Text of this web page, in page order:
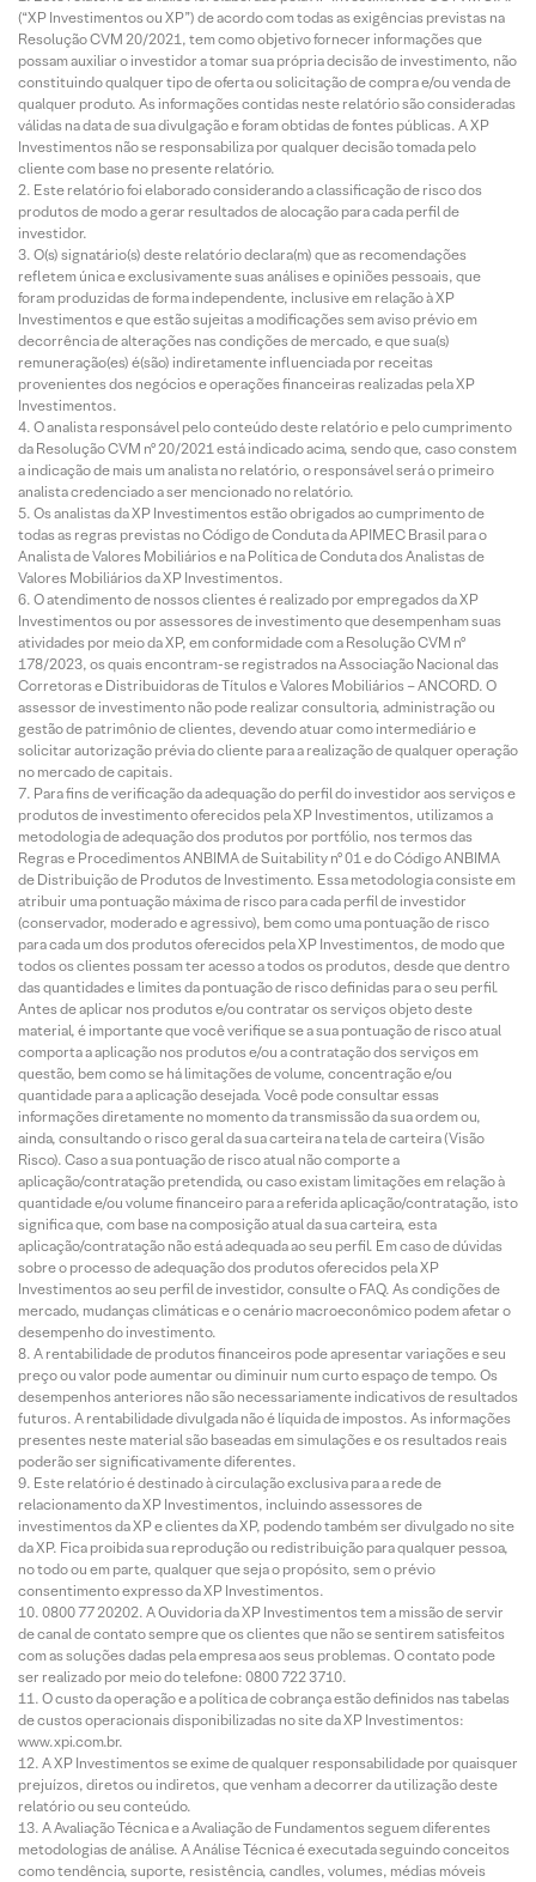
(“XP Investimentos ou XP”) de acordo com todas as exigências previstas na
Resolução CVM 20/2021, tem como objetivo fornecer informações que
possam auxiliar o investidor a tomar sua própria decisão de investimento, não
constituindo qualquer tipo de oferta ou solicitação de compra e/ou venda de
qualquer produto. As informações contidas neste relatório são consideradas
válidas na data de sua divulgação e foram obtidas de fontes públicas. A XP
Investimentos não se responsabiliza por qualquer decisão tomada pelo
cliente com base no presente relatório.
Este relatório foi elaborado considerando a classificação de risco dos
produtos de modo a gerar resultados de alocação para cada perfil de
investidor.
O(s) signatário(s) deste relatório declara(m) que as recomendações
refletem única e exclusivamente suas análises e opiniões pessoais, que
foram produzidas de forma independente, inclusive em relação à XP
Investimentos e que estão sujeitas a modificações sem aviso prévio em
decorrência de alterações nas condições de mercado, e que sua(s)
remuneração(es) é(são) indiretamente influenciada por receitas
provenientes dos negócios e operações financeiras realizadas pela XP
Investimentos.
O analista responsável pelo conteúdo deste relatório e pelo cumprimento
da Resolução CVM nº 20/2021 está indicado acima, sendo que, caso constem
a indicação de mais um analista no relatório, o responsável será o primeiro
analista credenciado a ser mencionado no relatório.
Os analistas da XP Investimentos estão obrigados ao cumprimento de
todas as regras previstas no Código de Conduta da APIMEC Brasil para o
Analista de Valores Mobiliários e na Política de Conduta dos Analistas de
Valores Mobiliários da XP Investimentos.
O atendimento de nossos clientes é realizado por empregados da XP
Investimentos ou por assessores de investimento que desempenham suas
atividades por meio da XP, em conformidade com a Resolução CVM nº
178/2023, os quais encontram-se registrados na Associação Nacional das
Corretoras e Distribuidoras de Títulos e Valores Mobiliários – ANCORD. O
assessor de investimento não pode realizar consultoria, administração ou
gestão de patrimônio de clientes, devendo atuar como intermediário e
solicitar autorização prévia do cliente para a realização de qualquer operação
no mercado de capitais.
Para fins de verificação da adequação do perfil do investidor aos serviços e
produtos de investimento oferecidos pela XP Investimentos, utilizamos a
metodologia de adequação dos produtos por portfólio, nos termos das
Regras e Procedimentos ANBIMA de Suitability nº 01 e do Código ANBIMA
de Distribuição de Produtos de Investimento. Essa metodologia consiste em
atribuir uma pontuação máxima de risco para cada perfil de investidor
(conservador, moderado e agressivo), bem como uma pontuação de risco
para cada um dos produtos oferecidos pela XP Investimentos, de modo que
todos os clientes possam ter acesso a todos os produtos, desde que dentro
das quantidades e limites da pontuação de risco definidas para o seu perfil.
Antes de aplicar nos produtos e/ou contratar os serviços objeto deste
material, é importante que você verifique se a sua pontuação de risco atual
comporta a aplicação nos produtos e/ou a contratação dos serviços em
questão, bem como se há limitações de volume, concentração e/ou
quantidade para a aplicação desejada. Você pode consultar essas
informações diretamente no momento da transmissão da sua ordem ou,
ainda, consultando o risco geral da sua carteira na tela de carteira (Visão
Risco). Caso a sua pontuação de risco atual não comporte a
aplicação/contratação pretendida, ou caso existam limitações em relação à
quantidade e/ou volume financeiro para a referida aplicação/contratação, isto
significa que, com base na composição atual da sua carteira, esta
aplicação/contratação não está adequada ao seu perfil. Em caso de dúvidas
sobre o processo de adequação dos produtos oferecidos pela XP
Investimentos ao seu perfil de investidor, consulte o FAQ. As condições de
mercado, mudanças climáticas e o cenário macroeconômico podem afetar o
desempenho do investimento.
A rentabilidade de produtos financeiros pode apresentar variações e seu
preço ou valor pode aumentar ou diminuir num curto espaço de tempo. Os
desempenhos anteriores não são necessariamente indicativos de resultados
futuros. A rentabilidade divulgada não é líquida de impostos. As informações
presentes neste material são baseadas em simulações e os resultados reais
poderão ser significativamente diferentes.
Este relatório é destinado à circulação exclusiva para a rede de
relacionamento da XP Investimentos, incluindo assessores de
investimentos da XP e clientes da XP, podendo também ser divulgado no site
da XP. Fica proibida sua reprodução ou redistribuição para qualquer pessoa,
no todo ou em parte, qualquer que seja o propósito, sem o prévio
consentimento expresso da XP Investimentos.
0800 77 20202. A Ouvidoria da XP Investimentos tem a missão de servir
de canal de contato sempre que os clientes que não se sentirem satisfeitos
com as soluções dadas pela empresa aos seus problemas. O contato pode
ser realizado por meio do telefone: 0800 722 3710.
O custo da operação e a política de cobrança estão definidos nas tabelas
de custos operacionais disponibilizadas no site da XP Investimentos:
www.xpi.com.br.
A XP Investimentos se exime de qualquer responsabilidade por quaisquer
prejuízos, diretos ou indiretos, que venham a decorrer da utilização deste
relatório ou seu conteúdo.
A Avaliação Técnica e a Avaliação de Fundamentos seguem diferentes
metodologias de análise. A Análise Técnica é executada seguindo conceitos
como tendência, suporte, resistência, candles, volumes, médias móveis